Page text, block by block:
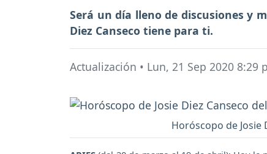
Será un día lleno de discusiones y
Diez Canseco tiene para ti.
Actualización • Lun, 21 Sep 2020 8:29
Horóscopo de Josie